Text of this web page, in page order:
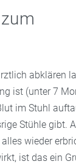
abklären
ist (unter 7
im Stuhl
Stühle gibt.
wieder
ist das ein